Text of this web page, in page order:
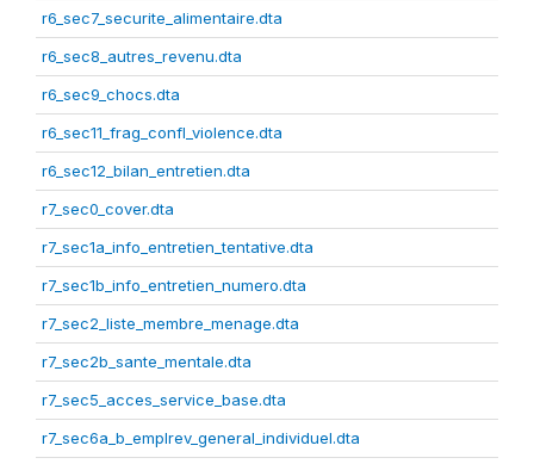
r6_sec7_securite_alimentaire.dta
r6_sec8_autres_revenu.dta
r6_sec9_chocs.dta
r6_sec11_frag_confl_violence.dta
r6_sec12_bilan_entretien.dta
r7_sec0_cover.dta
r7_sec1a_info_entretien_tentative.dta
r7_sec1b_info_entretien_numero.dta
r7_sec2_liste_membre_menage.dta
r7_sec2b_sante_mentale.dta
r7_sec5_acces_service_base.dta
r7_sec6a_b_emplrev_general_individuel.dta